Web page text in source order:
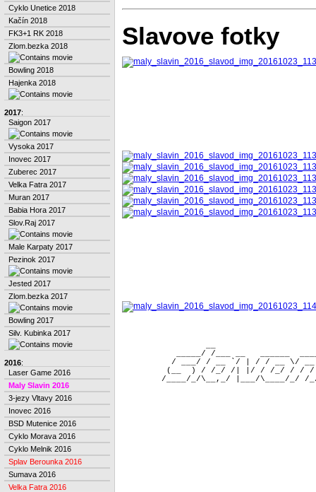
Cyklo Unetice 2018
Kačín 2018
FK3+1 RK 2018
Zlom.bezka 2018
Bowling 2018
Hajenka 2018
2017:
Saigon 2017
Vysoka 2017
Inovec 2017
Zuberec 2017
Velka Fatra 2017
Muran 2017
Babia Hora 2017
Slov.Raj 2017
Male Karpaty 2017
Pezinok 2017
Jested 2017
Zlom.bezka 2017
Bowling 2017
Silv. Kubinka 2017
2016:
Laser Game 2016
Maly Slavin 2016
3-jezy Vltavy 2016
Inovec 2016
BSD Mutenice 2016
Cyklo Morava 2016
Cyklo Melnik 2016
Splav Berounka 2016
Sumava 2016
Velka Fatra 2016
Slavove fotky
_____/ /___ __   ______
/ ___/ / __ `/ | / / __ \/
(__  ) / /_/ /| |/ / /_/ / /